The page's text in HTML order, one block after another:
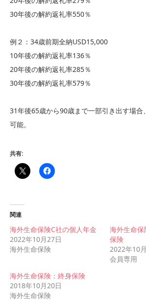
30年後の解約返礼率550％
例２：34歳前期全納USD15,000
10年後の解約返礼率136％
20年後の解約返礼率285％
30年後の解約返礼率579％
31年後65歳から90歳まで一部引き出す場合
可能。
共有:
関連
海外生命保険C社の個人年金
2022年10月27日
海外生命保険
海外生命保
保険
2022年10
会員専用
海外生命保険：終身保険
2018年10月20日
海外生命保険